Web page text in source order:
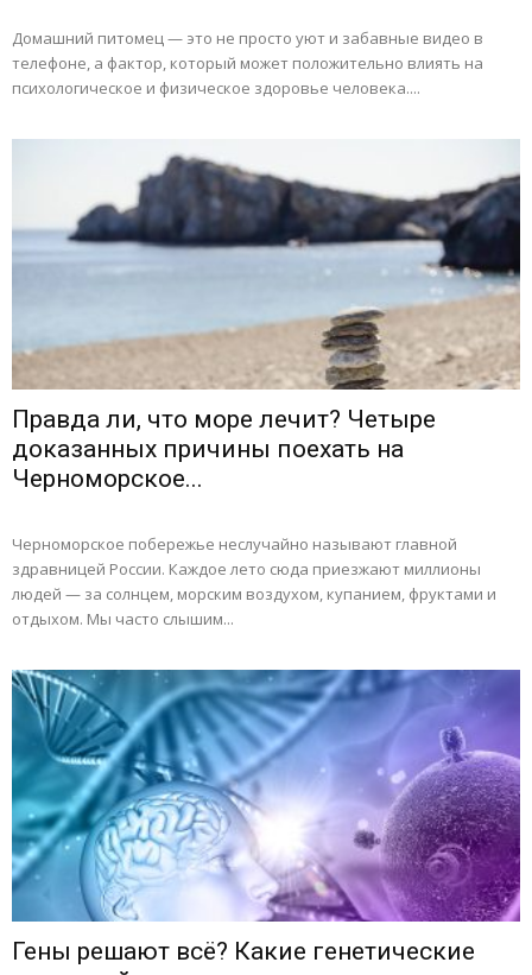
Домашний питомец — это не просто уют и забавные видео в
телефоне, а фактор, который может положительно влиять на
психологическое и физическое здоровье человека....
Правда ли, что море лечит? Четыре
доказанных причины поехать на
Черноморское...
Черноморское побережье неслучайно называют главной
здравницей России. Каждое лето сюда приезжают миллионы
людей — за солнцем, морским воздухом, купанием, фруктами и
отдыхом. Мы часто слышим...
Гены решают всё? Какие генетические